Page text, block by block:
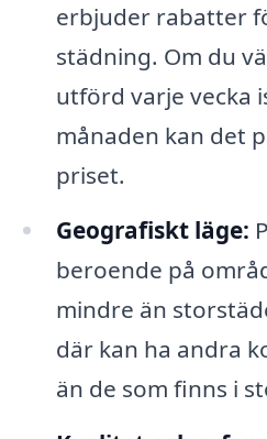
erbjuder rabatter
städning. Om du
utförd varje vecka
månaden kan det
priset.
Geografiskt läge:
beroende på
mindre än
där kan ha andra
än de som finns i